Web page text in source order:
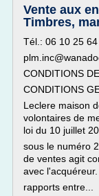
Vente aux
Timbres,
Tél.: 06 10 25 64
CONDITIONS
CONDITIONS
Leclere maison
volontaires de
loi du 10 juillet
sous le numéro
de ventes agit
avec
rapports entre...